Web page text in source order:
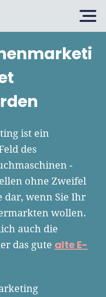
ist ein
des
-
ohne Zweifel
dar, wenn Sie Ihr
wollen.
auch die
das gute alte E-